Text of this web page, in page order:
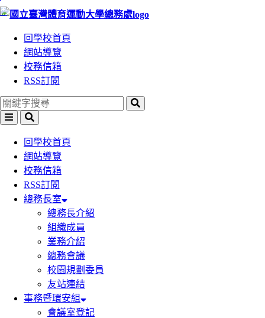
跳
區
塊
跳
區
塊
:::
回學校首頁
網站導覽
校務信箱
RSS訂閱
回學校首頁
網站導覽
校務信箱
RSS訂閱
總務長室
總務長介紹
組織成員
業務介紹
總務會議
校園規劃委員
友站連結
事務暨環安組
會議室登記